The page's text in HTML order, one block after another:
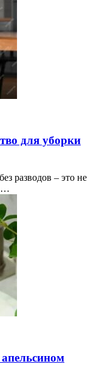
для уборки
разводов – это не